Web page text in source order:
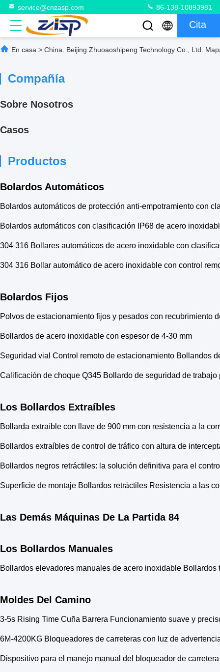
service@cnzasp.com 86-138-10893981
Cita
En casa > China. Beijing Zhuoaoshipeng Technology Co., Ltd.
Compañía
Sobre Nosotros
Casos
Productos
Bolardos Automáticos
Bolardos automáticos de protección anti-empotramiento con
Bolardos automáticos con clasificación IP68 de acero
304 316 Bollares automáticos de acero inoxidable con
304 316 Bollar automático de acero inoxidable con control
Bolardos Fijos
Polvos de estacionamiento fijos y pesados con recubrimiento
Bollardos de acero inoxidable con espesor de 4-30 mm
Seguridad vial Control remoto de estacionamiento Bollandos
Calificación de choque Q345 Bollardo de seguridad de
Los Bollardos Extraíbles
Bollarda extraíble con llave de 900 mm con resistencia a la
Bollardos extraíbles de control de tráfico con altura de
Bollardos negros retráctiles: la solución definitiva para el
Superficie de montaje Bollardos retráctiles Resistencia a las
Las Demás Máquinas De La Partida 84
Los Bollardos Manuales
Bollardos elevadores manuales de acero inoxidable
Moldes Del Camino
3-5s Rising Time Cuña Barrera Funcionamiento suave y
6M-4200KG Bloqueadores de carreteras con luz de
Dispositivo para el manejo manual del bloqueador de